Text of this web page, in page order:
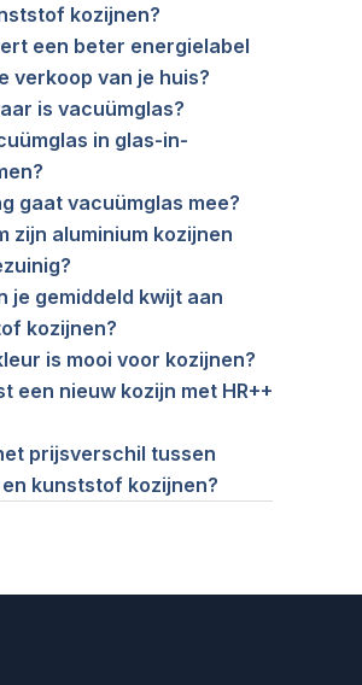
kozijnen?
een beter energielabel
verkoop van je huis?
is vacuümglas?
in glas-in-
gaat vacuümglas mee?
zijn aluminium kozijnen
je gemiddeld kwijt aan
kozijnen?
is mooi voor kozijnen?
een nieuw kozijn met HR++
prijsverschil tussen
kunststof kozijnen?